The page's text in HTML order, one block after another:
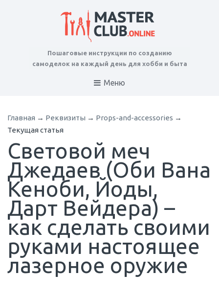
Пошаговые инструкции по созданию
самоделок на каждый день для хобби и быта
Меню
Главная → Реквизиты → Props-and-accessories →
Текущая статья
Световой меч
Джедаев (Оби Вана
Кеноби, Йоды,
Дарт Вейдера) –
как сделать своими
руками настоящее
лазерное оружие